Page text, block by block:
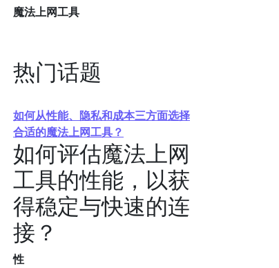
魔法上网工具
热门话题
如何从性能、隐私和成本三方面选择
合适的魔法上网工具？
如何评估魔法上网
工具的性能，以获
得稳定与快速的连
接？
性